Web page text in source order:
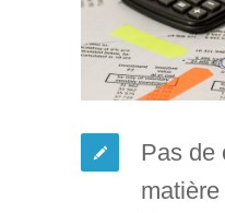
Pas de